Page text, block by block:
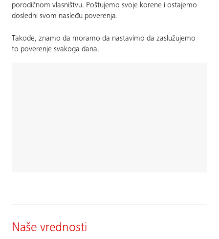
porodičnom vlasništvu. Poštujemo svoje korene i ostajemo
dosledni svom nasleđu poverenja.
Takođe, znamo da moramo da nastavimo da zaslužujemo
to poverenje svakoga dana.
Naše vrednosti